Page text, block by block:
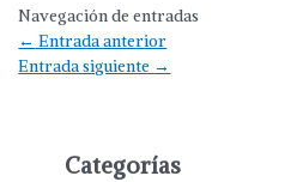
Navegación de entradas
← Entrada anterior
Entrada siguiente →
Categorías